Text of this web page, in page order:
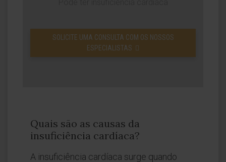
SOLICITE UMA CONSULTA COM OS NOSSOS
ESPECIALISTAS
Quais são as causas da
insuficiência cardíaca?
A insuficiência cardíaca surge quando